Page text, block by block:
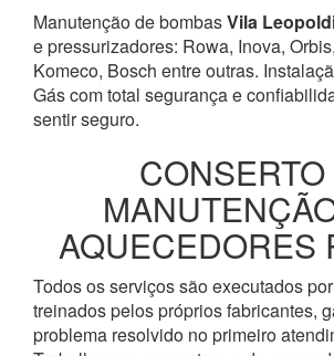
Manutenção de bombasVila
e pressurizadores: Rowa, Inova,
Komeco, Bosch entre outras.
Gás com total segurança e
sentir seguro.
CONSERTO
AQUECEDORES
Todos os serviços são executados
treinados pelos próprios fabricantes,
problema resolvido no primeiro